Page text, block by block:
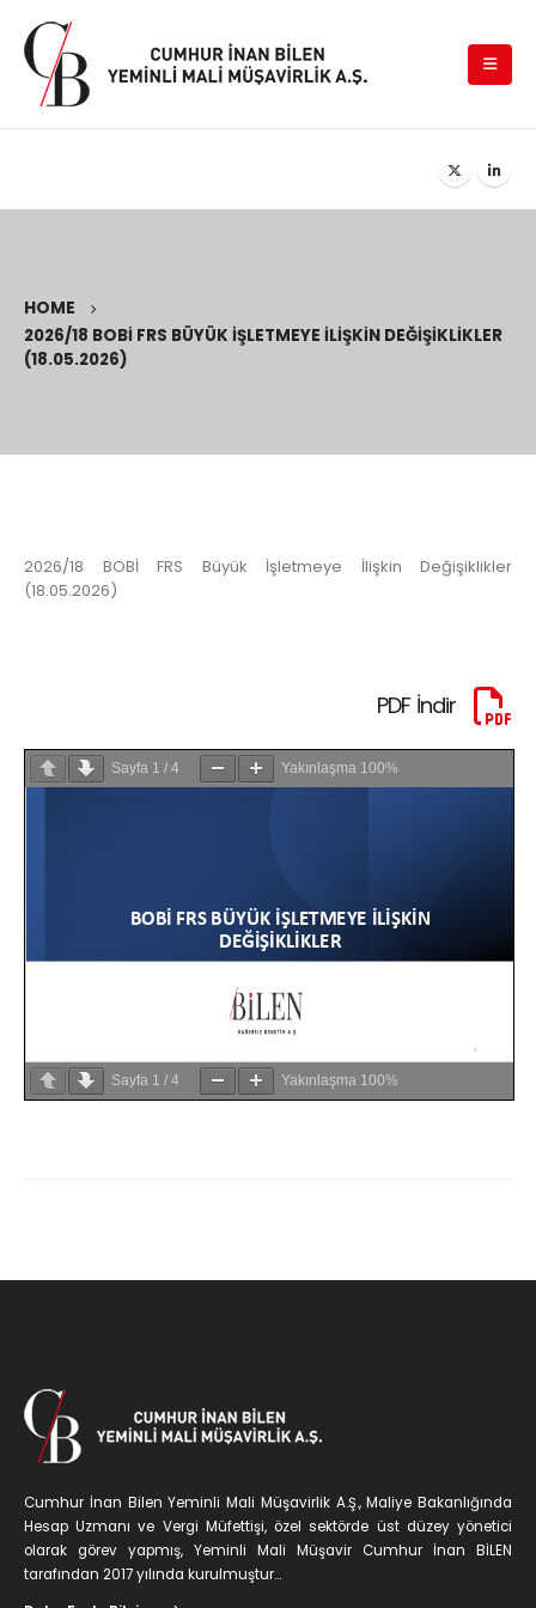
HOME
2026/18 BOBİ FRS BÜYÜK İŞLETMEYE İLIŞKIN DEĞIŞIKLIKLER
(18.05.2026)
2026/18 BOBİ FRS Büyük İşletmeye İlişkin Değişiklikler
(18.05.2026)
PDF İndir
Sayfa 1 / 4 Yakınlaşma 100%
Sayfa 1 / 4 Yakınlaşma 100%
Cumhur İnan Bilen Yeminli Mali Müşavirlik A.Ş., Maliye Bakanlığında
Hesap Uzmanı ve Vergi Müfettişi, özel sektörde üst düzey yönetici
olarak görev yapmış, Yeminli Mali Müşavir Cumhur İnan BİLEN
tarafından 2017 yılında kurulmuştur...